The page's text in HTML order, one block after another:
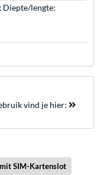
Diepte/lengte:
vind je hier:
SIM-Kartenslot